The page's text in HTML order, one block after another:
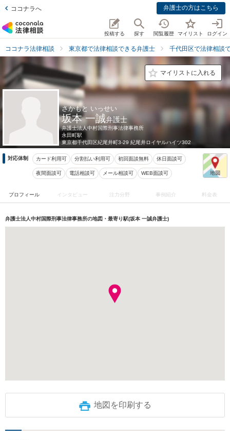
ココナラへ 弁護士の方はこちら
投稿する 探す 閲覧履歴 マイリスト ログイン
ココナラ法律相談 東京都で法律相談できる弁護士 千代田区で法律相談
マイリストに入れる
さかもと いっせい
坂本 一誠弁護士
弁護士法人中村国際刑事法律事務所
永田町駅
東京都千代田区紀尾井町3-29 紀尾井ロイヤルハイツ302
対応体制 カード利用可 分割払い利用可 初回面談無料 休日面談可
夜間面談可 電話相談可 メール相談可 WEB面談可
プロフィール インタビュー 注力分野 事例紹介 料金表
弁護士法人中村国際刑事法律事務所の地図・最寄り駅(坂本 一誠弁護士)
地図を印刷する